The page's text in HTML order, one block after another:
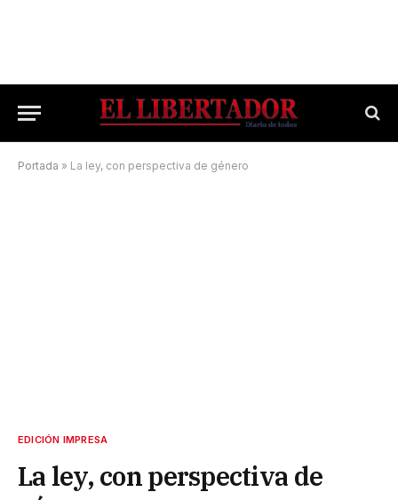
Portada » La ley, con perspectiva de género
EDICIÓN IMPRESA
La ley, con perspectiva de